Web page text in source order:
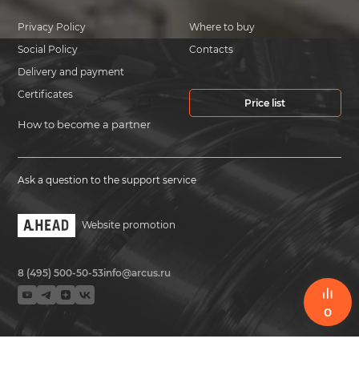
0
Privacy Policy
Social Policy
Delivery and payment
Certificates
How to become a partner
Where to buy
Contacts
Price list
Ask a question to the support service
Website promotion
8 (495) 500-50-53info@arcus.ru